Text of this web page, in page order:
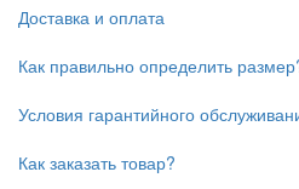
Доставка и оплата
Как правильно определить
Условия гарантийного
Как заказать товар?